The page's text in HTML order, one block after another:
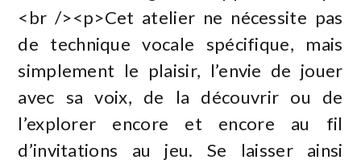
<br /><p>Cet atelier ne nécessite pas
de technique vocale spécifique, mais
simplement le plaisir, l’envie de jouer
avec sa voix, de la découvrir ou de
l’explorer encore et encore au fil
d’invitations au jeu. Se laisser ainsi